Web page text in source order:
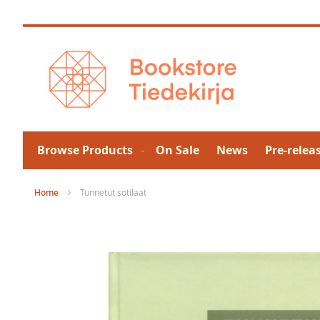
to
Browse Products On Sale News Pre-
Home Tunnetut sotilaat